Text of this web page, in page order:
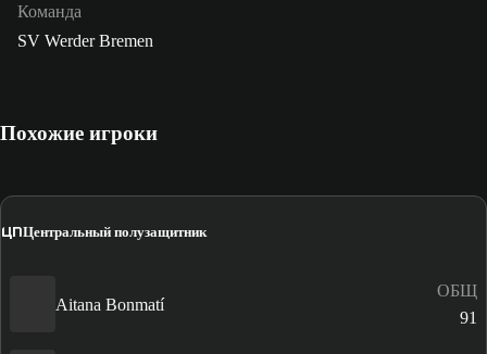
Команда
SV Werder Bremen
Похожие игроки
ЦПЦентральный полузащитник
Aitana Bonmatí
ОБЩ
91